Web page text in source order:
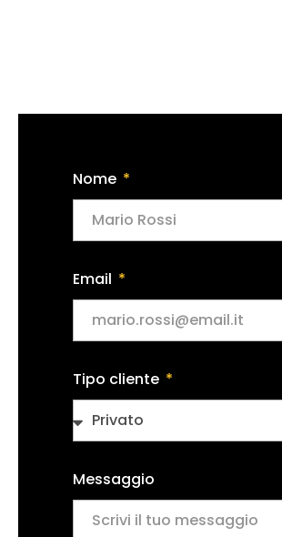
Nome
Email
Tipo cliente
Messaggio